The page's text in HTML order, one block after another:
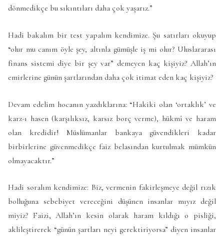
dönmedikçe bu sıkıntıları daha çok yaşarız.”
Hadi bakalım bir test yapalım kendimize. Şu satırları okuyup
“olur mu canım öyle şey, altınla gümüşle iş mi olur? Uluslararası
finans sistemi diye bir şey var” demeyen kaç kişiyiz? Allah’ın
emirlerine günün şartlarından daha çok itimat eden kaç kişiyiz?
Devam edelim hocanın yazdıklarına: “Hakiki olan ‘ortaklık’ ve
karz-ı hasen (karşılıksız, karsız borç verme), hükmî ve haram
olan kredidir! Müslümanlar bankaya güvendikleri kadar
birbirlerine güvenmedikçe faiz belasından kurtulmak mümkün
olmayacaktır.”
Hadi soralım kendimize: Biz, vermenin fakirleşmeye değil rızık
bolluğuna sebebiyet vereceğini düşünen insanlar mıyız değil
miyiz? Faizi, Allah’ın kesin olarak haram kıldığı o pisliği,
aklileştirerek “günün şartları neyi gerektiriyorsa” diyen insanlar